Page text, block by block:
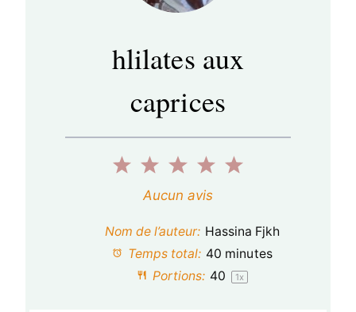
hlilates aux
caprices
5
t
o
i
4
t
o
i
3
é
t
o
i
2
é
t
o
i
1
t
o
Aucun avis
Nom de l’auteur: Hassina Fjkh
Temps total: 40 minutes
Portions: 40 1x